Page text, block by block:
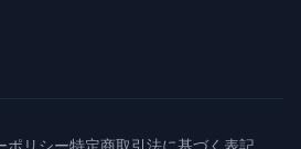
ポリシー特定商取引法に基づく表記